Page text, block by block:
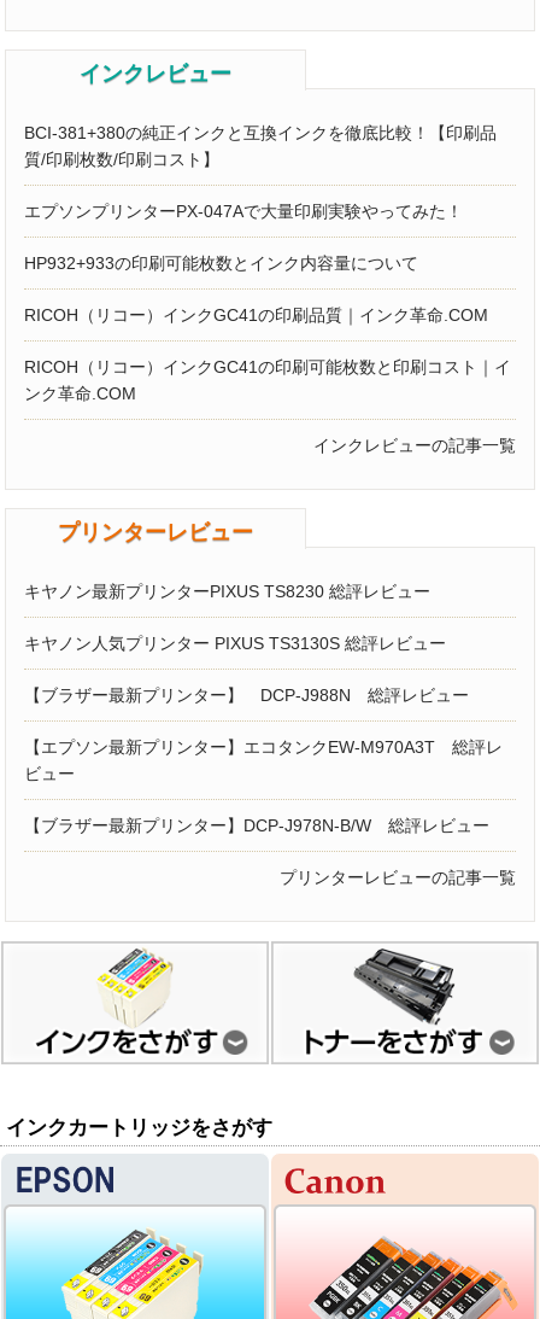
インクレビュー
BCI-381+380の純正インクと互換インクを徹底比較！【印刷品
質/印刷枚数/印刷コスト】
エプソンプリンターPX-047Aで大量印刷実験やってみた！
HP932+933の印刷可能枚数とインク内容量について
RICOH（リコー）インクGC41の印刷品質｜インク革命.COM
RICOH（リコー）インクGC41の印刷可能枚数と印刷コスト｜イ
ンク革命.COM
インクレビューの記事一覧
プリンターレビュー
キヤノン最新プリンターPIXUS TS8230 総評レビュー
キヤノン人気プリンター PIXUS TS3130S 総評レビュー
【ブラザー最新プリンター】 DCP-J988N 総評レビュー
【エプソン最新プリンター】エコタンクEW-M970A3T 総評レ
ビュー
【ブラザー最新プリンター】DCP-J978N-B/W 総評レビュー
プリンターレビューの記事一覧
インクカートリッジをさがす